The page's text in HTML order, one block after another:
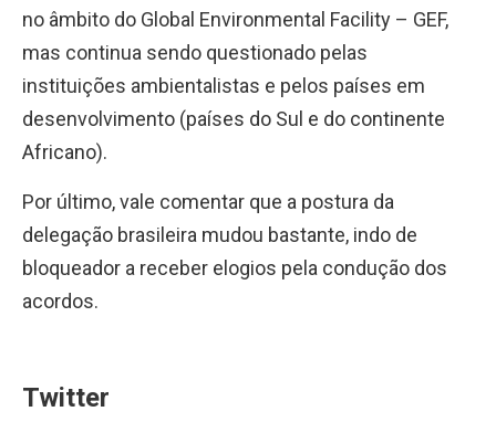
no âmbito do Global Environmental Facility – GEF,
mas continua sendo questionado pelas
instituições ambientalistas e pelos países em
desenvolvimento (países do Sul e do continente
Africano).
Por último, vale comentar que a postura da
delegação brasileira mudou bastante, indo de
bloqueador a receber elogios pela condução dos
acordos.
Twitter